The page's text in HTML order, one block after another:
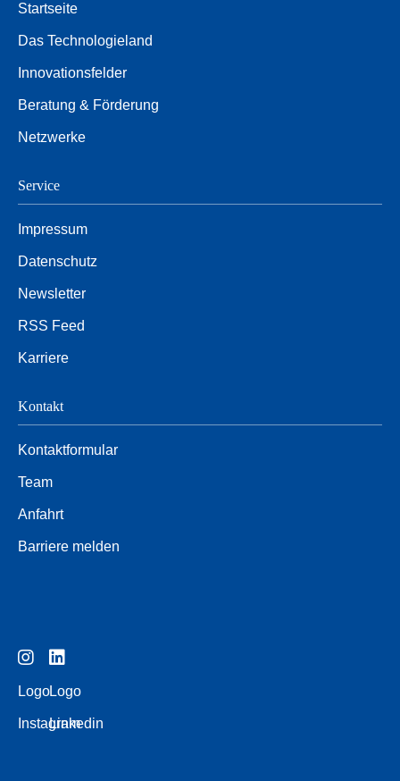
Startseite
Das Technologieland
Innovationsfelder
Beratung & Förderung
Netzwerke
Service
Impressum
Datenschutz
Newsletter
RSS Feed
Karriere
Kontakt
Kontaktformular
Team
Anfahrt
Barriere melden
Logo
Instagram
Logo
Linkedin